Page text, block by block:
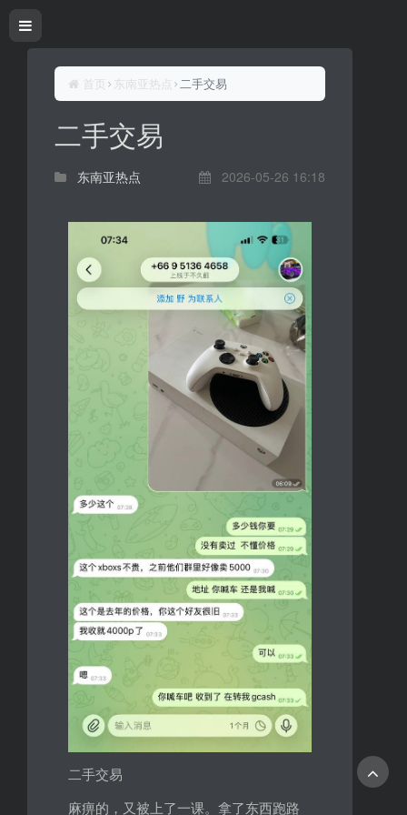
首页 东南亚热点 二手交易
二手交易
东南亚热点 2026-05-26 16:18
二手交易
麻痹的，又被上了一课。拿了东西跑路